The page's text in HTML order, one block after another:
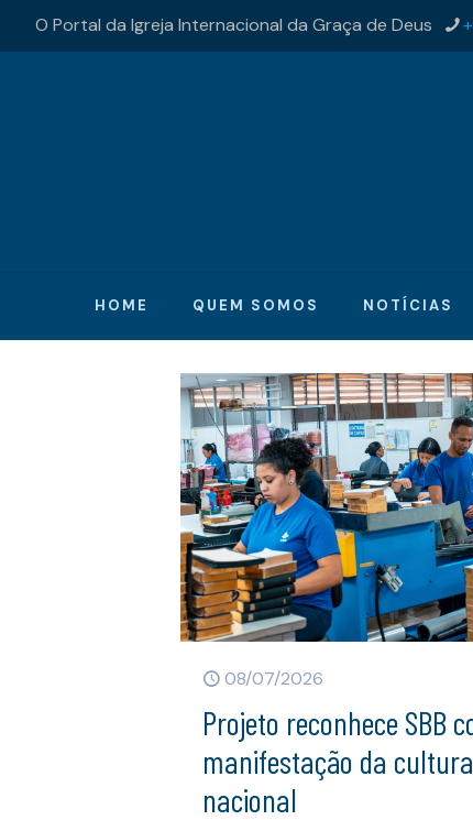
O Portal da Igreja Internacional da Graça de Deus
HOME QUEM SOMOS NOTÍCIAS
08/07/2026
Projeto reconhece SBB
manifestação da cultura
nacional